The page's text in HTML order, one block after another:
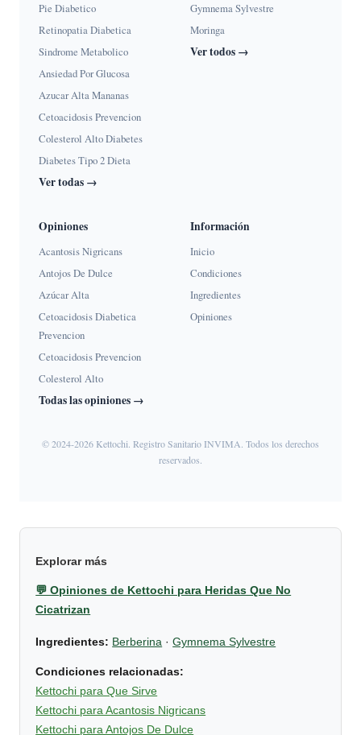
Pie Diabetico
Retinopatia Diabetica
Sindrome Metabolico
Ansiedad Por Glucosa
Azucar Alta Mananas
Cetoacidosis Prevencion
Colesterol Alto Diabetes
Diabetes Tipo 2 Dieta
Ver todas →
Gymnema Sylvestre
Moringa
Ver todos →
Opiniones
Acantosis Nigricans
Antojos De Dulce
Azúcar Alta
Cetoacidosis Diabetica
Prevencion
Cetoacidosis Prevencion
Colesterol Alto
Todas las opiniones →
Información
Inicio
Condiciones
Ingredientes
Opiniones
© 2024-2026 Kettochi. Registro Sanitario INVIMA. Todos los derechos
reservados.
Explorar más
💬 Opiniones de Kettochi para Heridas Que No
Cicatrizan
Ingredientes: Berberina ·Gymnema Sylvestre
Condiciones relacionadas:
Kettochi para Que Sirve
Kettochi para Acantosis Nigricans
Kettochi para Antojos De Dulce